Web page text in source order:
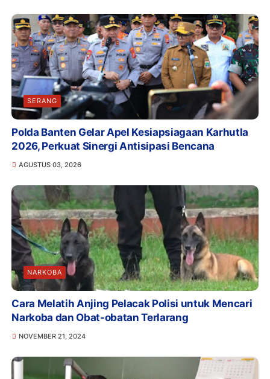
SERANG
Polda Banten Gelar Apel Kesiapsiagaan Karhutla
2026, Perkuat Sinergi Antisipasi Bencana
AGUSTUS 03, 2026
NARKOBA
Cara Melatih Anjing Pelacak Polisi untuk Mencari
Narkoba dan Obat-obatan Terlarang
NOVEMBER 21, 2024